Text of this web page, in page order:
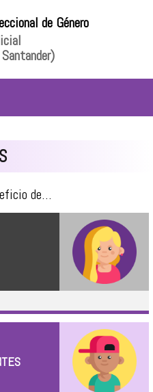
de Género
de…